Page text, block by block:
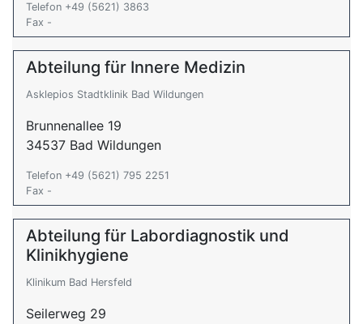
Telefon +49 (5621) 3863
Fax -
Abteilung für Innere Medizin
Asklepios Stadtklinik Bad Wildungen
Brunnenallee 19
34537 Bad Wildungen
Telefon +49 (5621) 795 2251
Fax -
Abteilung für Labordiagnostik und
Klinikhygiene
Klinikum Bad Hersfeld
Seilerweg 29